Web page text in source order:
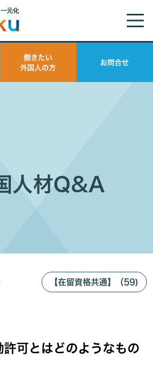
働きたい
外国人の方
お問合せ
人材Q&A
【在留資格共通】（59)
許可とはどのようなもの